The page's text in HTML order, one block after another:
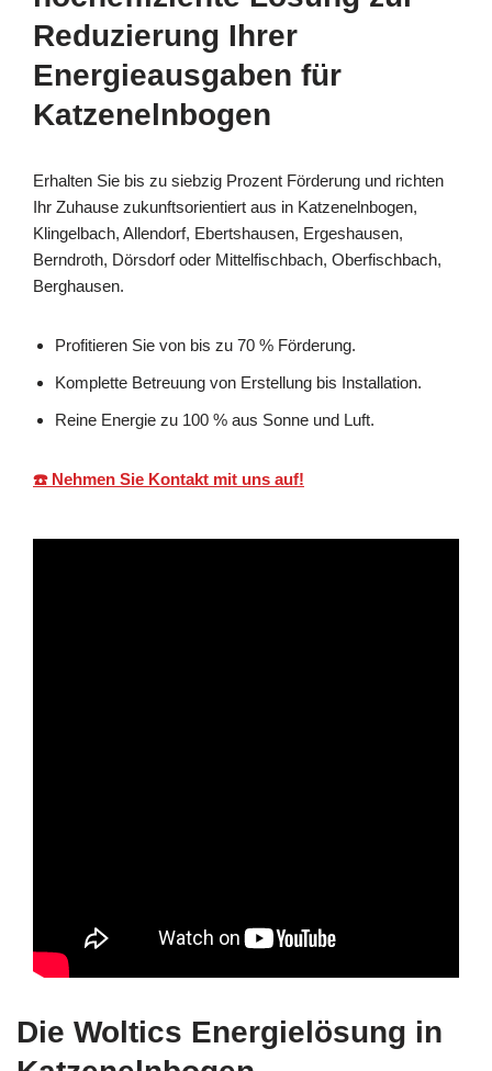
Reduzierung Ihrer
Energieausgaben für
Katzenelnbogen
Erhalten Sie bis zu siebzig Prozent Förderung und richten
Ihr Zuhause zukunftsorientiert aus in Katzenelnbogen,
Klingelbach, Allendorf, Ebertshausen, Ergeshausen,
Berndroth, Dörsdorf oder Mittelfischbach, Oberfischbach,
Berghausen.
Profitieren Sie von bis zu 70 % Förderung.
Komplette Betreuung von Erstellung bis Installation.
Reine Energie zu 100 % aus Sonne und Luft.
☎️ Nehmen Sie Kontakt mit uns auf!
Die Woltics Energielösung in